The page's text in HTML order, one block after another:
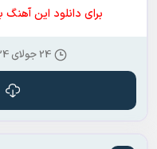
برای دانلود این
24 جولای 2024